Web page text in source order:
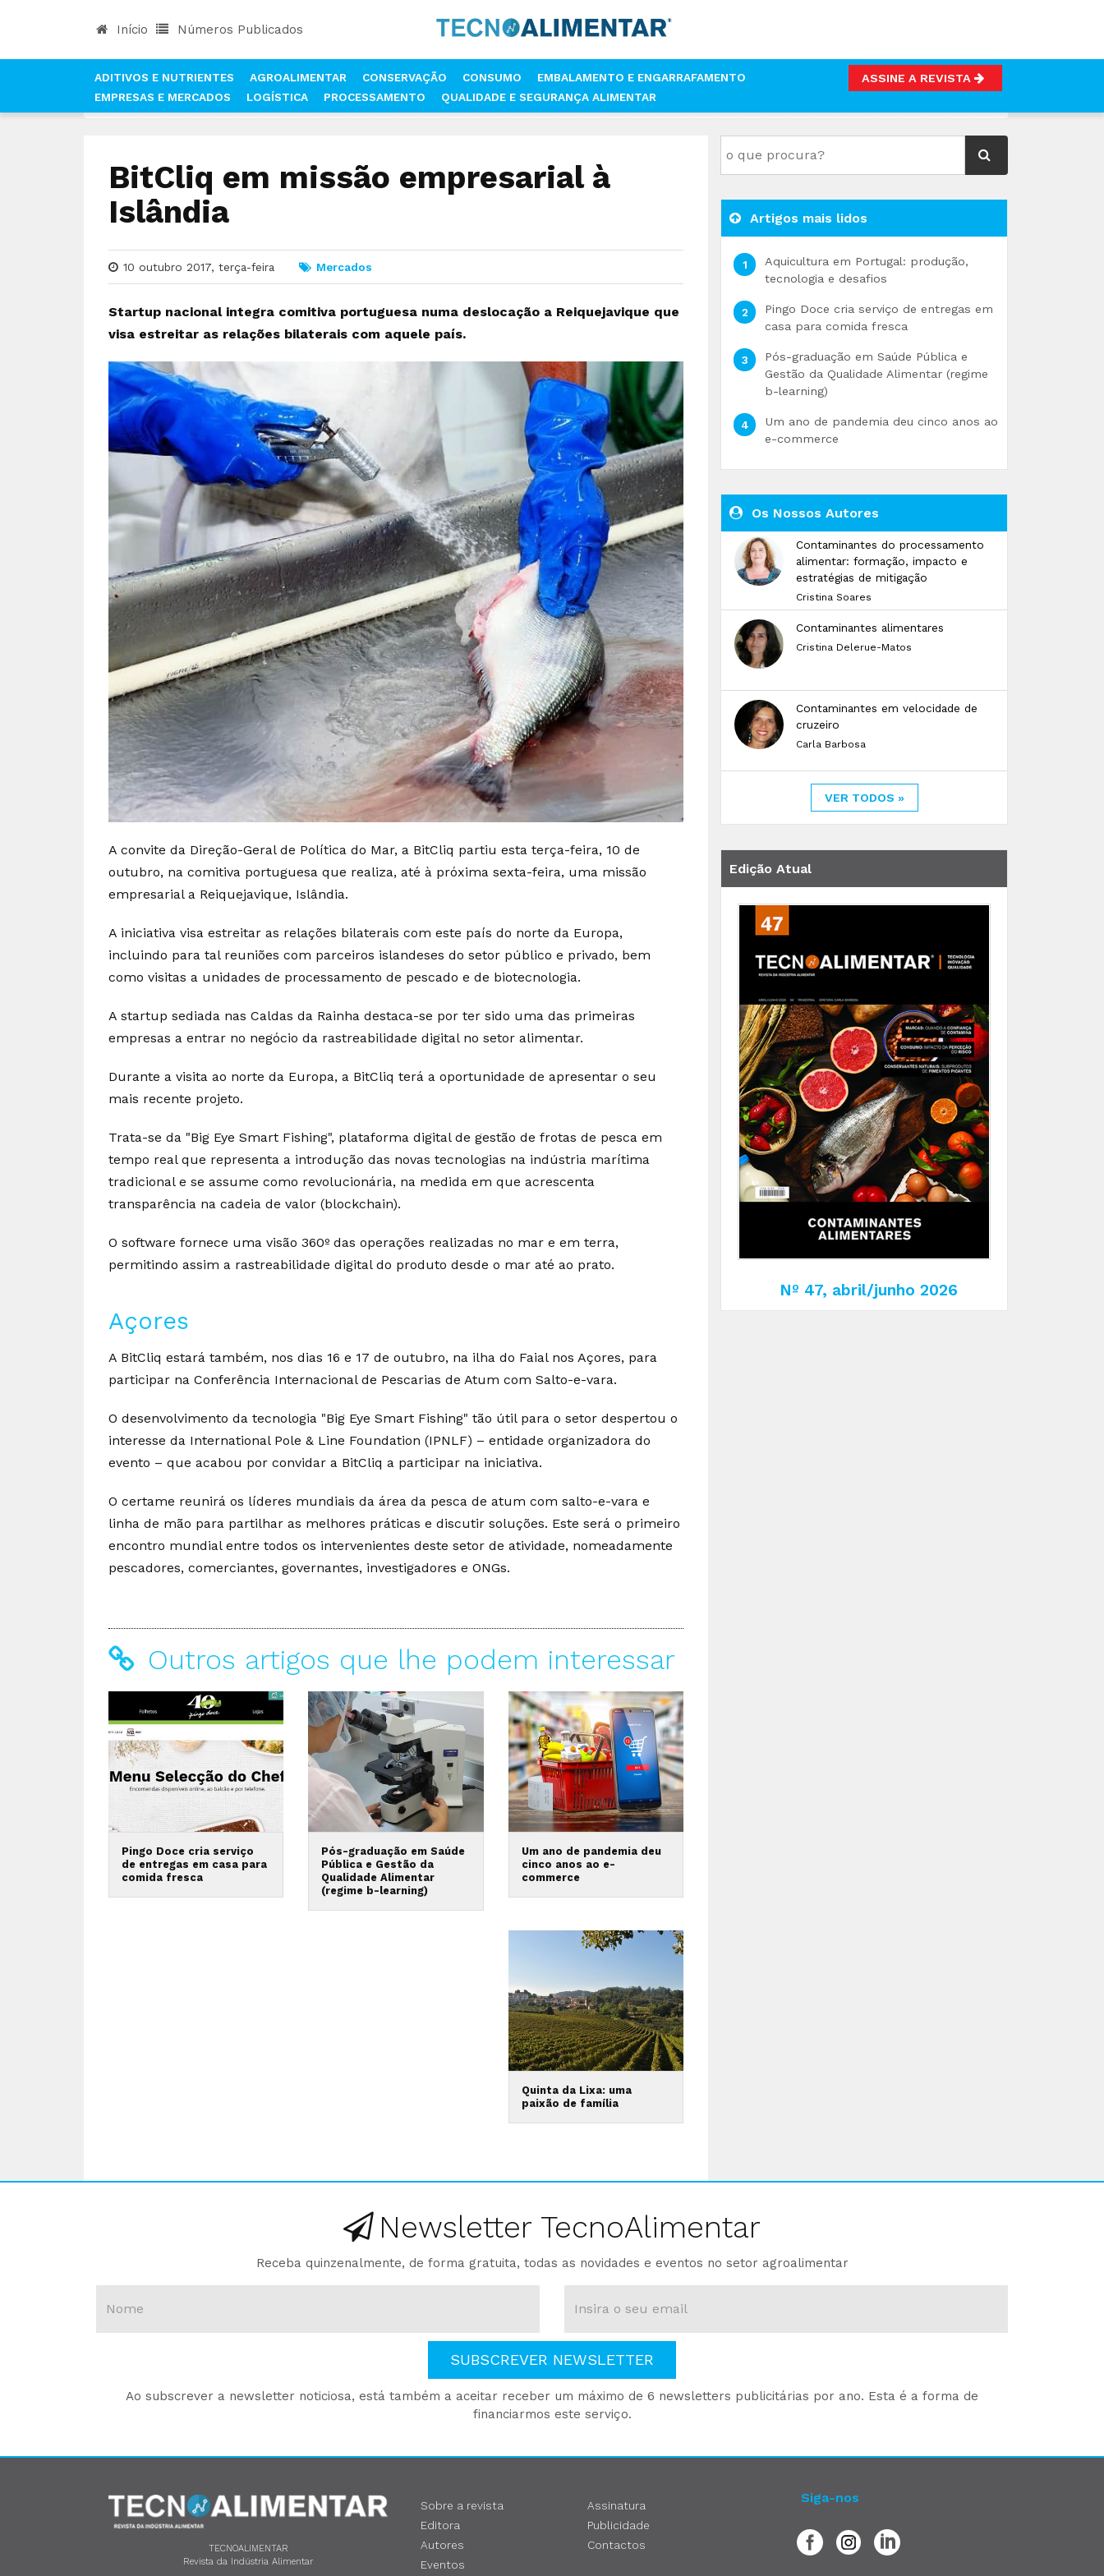
Início Números Publicados
ADITIVOS E NUTRIENTES AGROALIMENTAR CONSERVAÇÃO CONSUMO
EMBALAMENTO E ENGARRAFAMENTO
EMPRESAS E MERCADOS
LOGÍSTICA PROCESSAMENTO QUALIDADE E SEGURANÇA ALIMENTAR
ASSINE A REVISTA
BITCLIQ EM MISSÃO EMPRESARIAL À ISLÂNDIA
BitCliq em missão empresarial à
Islândia
10 outubro 2017, terça-feira Mercados
Startup nacional integra comitiva portuguesa numa deslocação a Reiquejavique que
visa estreitar as relações bilaterais com aquele país.
A convite da Direção-Geral de Política do Mar, a BitCliq partiu esta terça-feira, 10 de
outubro, na comitiva portuguesa que realiza, até à próxima sexta-feira, uma missão
empresarial a Reiquejavique, Islândia.
A iniciativa visa estreitar as relações bilaterais com este país do norte da Europa,
incluindo para tal reuniões com parceiros islandeses do setor público e privado, bem
como visitas a unidades de processamento de pescado e de biotecnologia.
A startup sediada nas Caldas da Rainha destaca-se por ter sido uma das primeiras
empresas a entrar no negócio da rastreabilidade digital no setor alimentar.
Durante a visita ao norte da Europa, a BitCliq terá a oportunidade de apresentar o seu
mais recente projeto.
Trata-se da "Big Eye Smart Fishing", plataforma digital de gestão de frotas de pesca em
tempo real que representa a introdução das novas tecnologias na indústria marítima
tradicional e se assume como revolucionária, na medida em que acrescenta
transparência na cadeia de valor (blockchain).
O software fornece uma visão 360º das operações realizadas no mar e em terra,
permitindo assim a rastreabilidade digital do produto desde o mar até ao prato.
Açores
A BitCliq estará também, nos dias 16 e 17 de outubro, na ilha do Faial nos Açores, para
participar na Conferência Internacional de Pescarias de Atum com Salto-e-vara.
O desenvolvimento da tecnologia "Big Eye Smart Fishing" tão útil para o setor despertou o
interesse da International Pole & Line Foundation (IPNLF) – entidade organizadora do
evento – que acabou por convidar a BitCliq a participar na iniciativa.
O certame reunirá os líderes mundiais da área da pesca de atum com salto-e-vara e
linha de mão para partilhar as melhores práticas e discutir soluções. Este será o primeiro
encontro mundial entre todos os intervenientes deste setor de atividade, nomeadamente
pescadores, comerciantes, governantes, investigadores e ONGs.
Outros artigos que lhe podem interessar
Pingo Doce cria serviço
de entregas em casa para
comida fresca
Pós-graduação em Saúde
Pública e Gestão da
Qualidade Alimentar
(regime b-learning)
Um ano de pandemia deu
cinco anos ao e-
commerce
Quinta da Lixa: uma
paixão de família
Artigos mais lidos
Aquicultura em Portugal: produção,
tecnologia e desafios
Pingo Doce cria serviço de entregas em
casa para comida fresca
Pós-graduação em Saúde Pública e
Gestão da Qualidade Alimentar (regime
b-learning)
Um ano de pandemia deu cinco anos ao
e-commerce
Os Nossos Autores
Contaminantes do processamento
alimentar: formação, impacto e
estratégias de mitigação
Cristina Soares
Contaminantes alimentares
Cristina Delerue-Matos
Contaminantes em velocidade de
cruzeiro
Carla Barbosa
VER TODOS »
Edição Atual
Nº 47, abril/junho 2026
Newsletter TecnoAlimentar
Receba quinzenalmente, de forma gratuita, todas as novidades e eventos no setor agroalimentar
SUBSCREVER NEWSLETTER
Ao subscrever a newsletter noticiosa, está também a aceitar receber um máximo de 6 newsletters publicitárias por ano. Esta é a forma de
financiarmos este serviço.
TECNOALIMENTAR
Revista da Indústria Alimentar
Sobre a revista
Editora
Autores
Eventos
Assinatura
Publicidade
Contactos
Siga-nos